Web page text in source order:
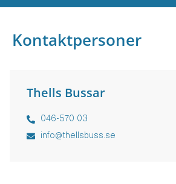
Kontaktpersoner
Thells Bussar
046-570 03
info@thellsbuss.se